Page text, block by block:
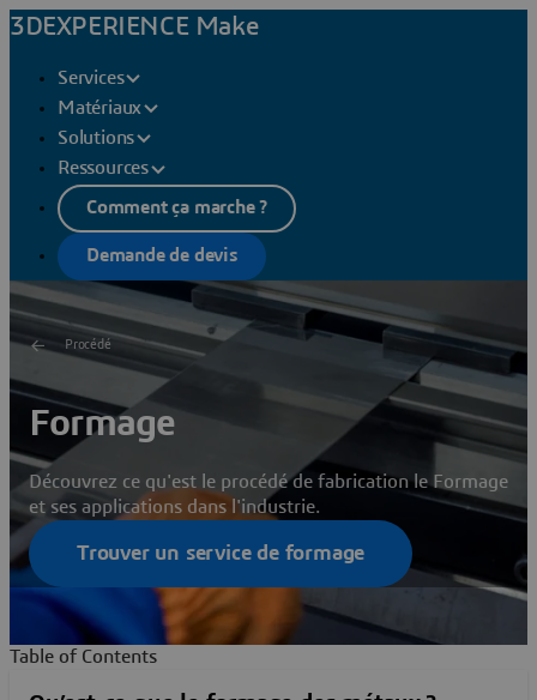
3DEXPERIENCE Make
Services
Matériaux
Solutions
Ressources
Comment ça marche ?
Demande de devis
Procédé
Formage
Découvrez ce qu'est le procédé de fabrication le Formage
et ses applications dans l'industrie.
Trouver un service de formage
Table of Contents